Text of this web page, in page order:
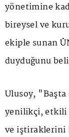
yönetimine
bireysel ve
ekiple sunan
duyduğunu
Ulusoy,
yenilikçi, etkili
ve iştiraklerini